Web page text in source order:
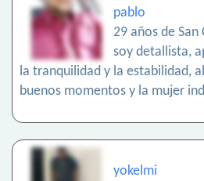
pablo
29 años de San
soy detallista,
la tranquilidad y la estabilidad,
buenos momentos y la mujer
yokelmi